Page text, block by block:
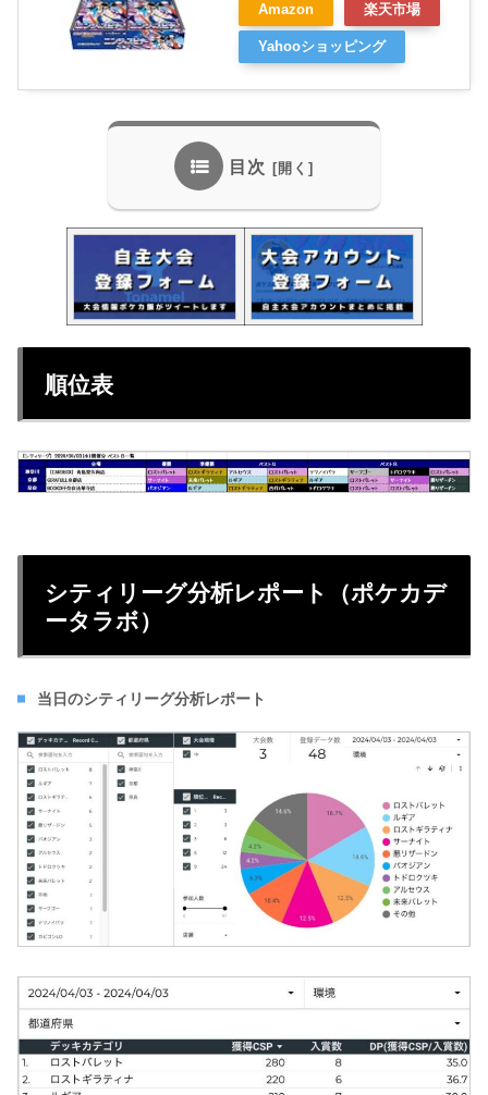
Amazon 楽天市場
Yahooショッピング
目次
順位表
シティリーグ分析レポート（ポケカデ
ータラボ）
当日のシティリーグ分析レポート